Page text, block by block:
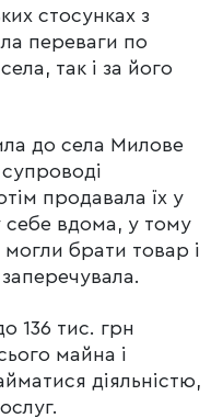
стосунках з
переваги по
так і за його
до села Милове
продавала їх у
себе вдома, у тому
могли брати товар і
136 тис. грн
майна і
діяльністю,